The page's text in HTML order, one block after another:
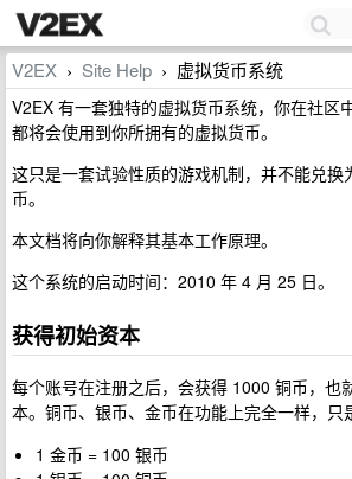
V2EX › Site Help › 虚拟货币系统
V2EX 有一套独特的虚拟货币系统，你在社区
都将会使用到你所拥有的虚拟货币。
这只是一套试验性质的游戏机制，并不能兑换
币。
本文档将向你解释其基本工作原理。
这个系统的启动时间：2010 年 4 月 25 日。
获得初始资本
每个账号在注册之后，会获得 1000 铜币，也
本。铜币、银币、金币在功能上完全一样，只
1 金币 = 100 银币